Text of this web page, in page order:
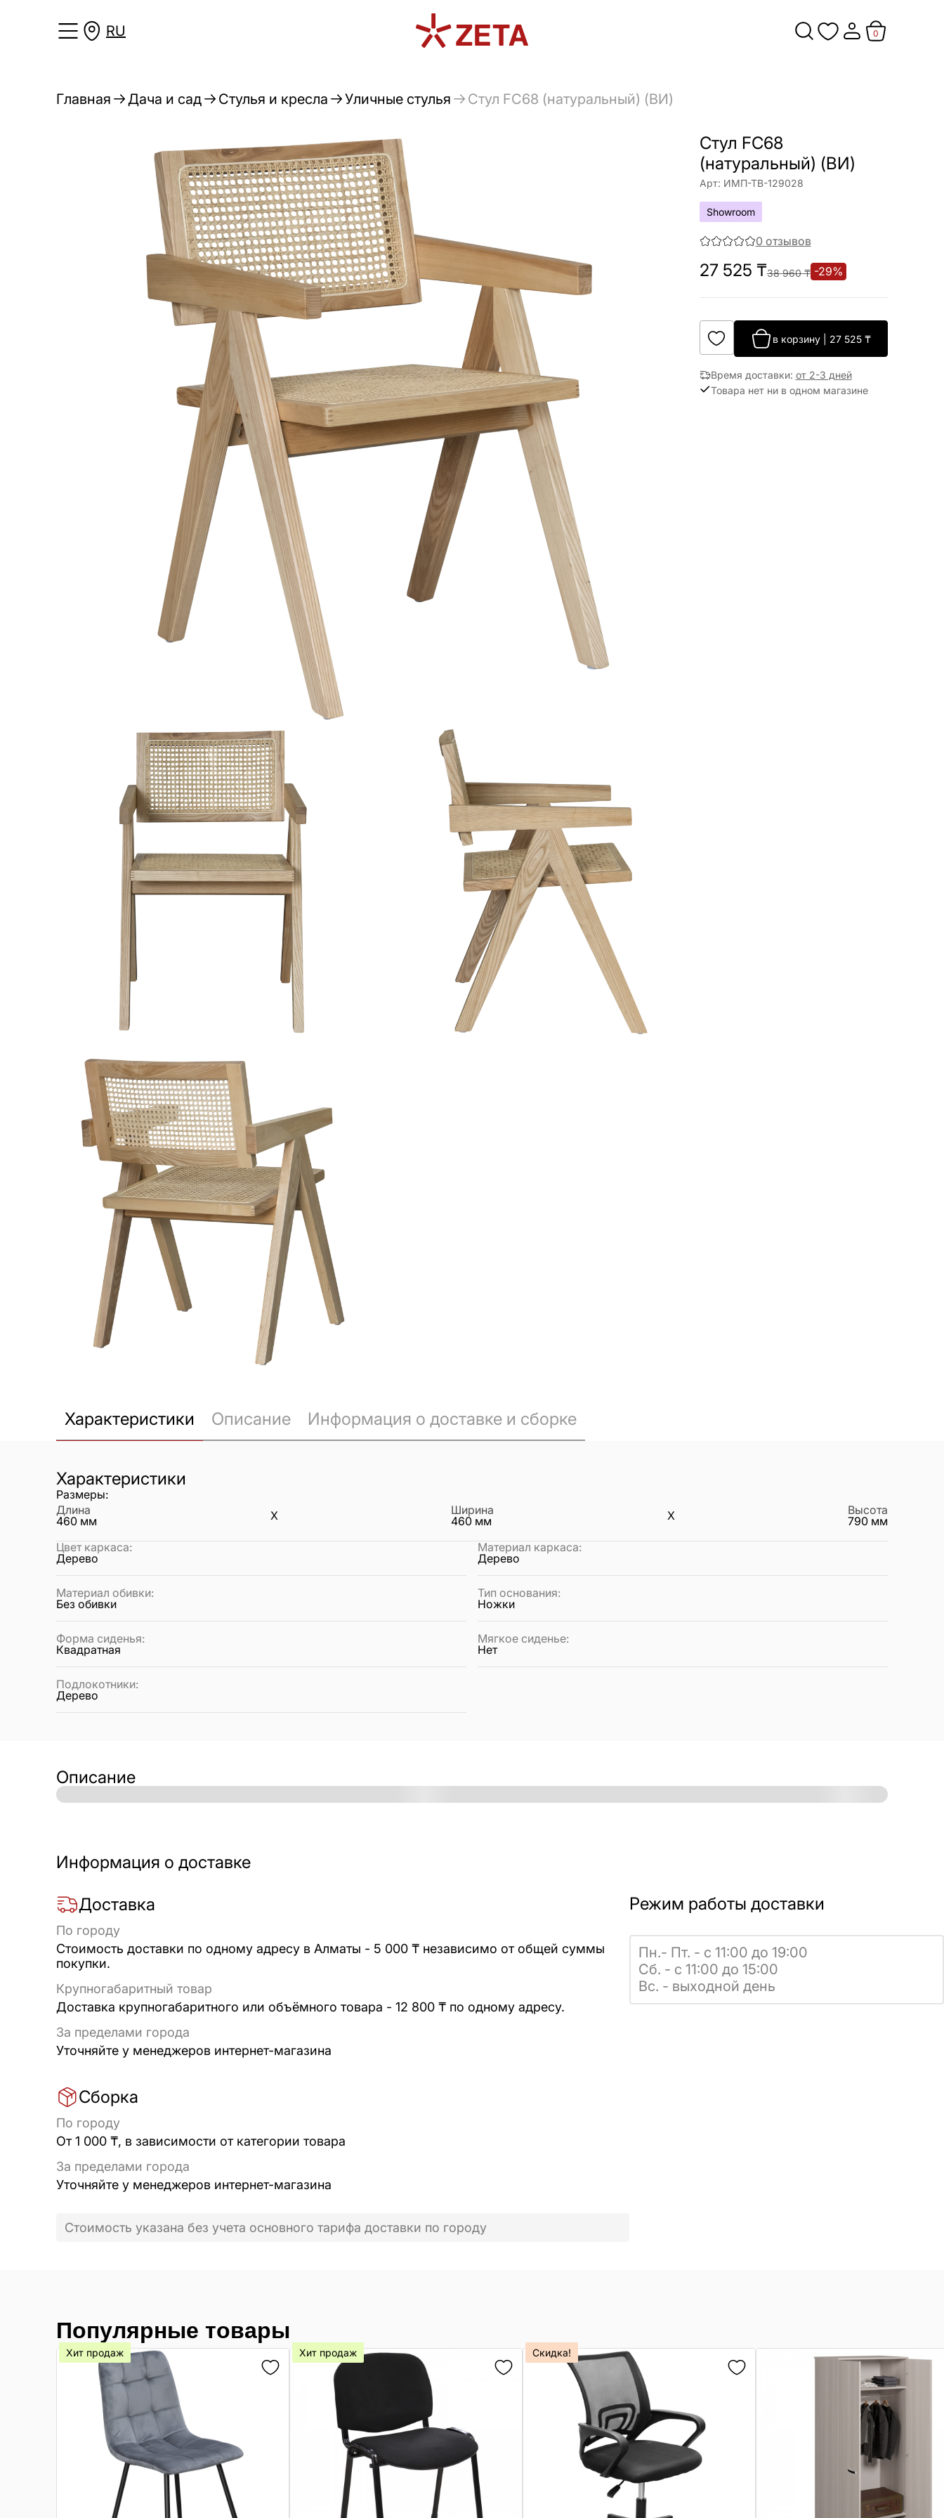
RU 0
Главная Дача и сад Стулья и кресла Уличные стулья Стул FC68 (натуральный) (ВИ)
Стул FC68
(натуральный) (ВИ)
Арт: ИМП-ТВ-129028
Showroom
0 отзывов
27 525 ₸38 960₸ -29%
в корзину 27 525 ₸
Время доставки: от 2-3 дней
Товара нет ни в одном магазине
Характеристики Описание Информация о доставке и сборке
Характеристики
Размеры:
Длина
460 мм X
Ширина
460 мм X
Высота
790 мм
Цвет каркаса:
Дерево
Материал каркаса:
Дерево
Материал обивки:
Без обивки
Тип основания:
Ножки
Форма сиденья:
Квадратная
Мягкое сиденье:
Нет
Подлокотники:
Дерево
Описание
Информация о доставке
Доставка
По городу
Стоимость доставки по одному адресу в Алматы - 5 000 ₸ независимо от общей суммы
покупки.
Крупногабаритный товар
Доставка крупногабаритного или объёмного товара - 12 800 ₸ по одному адресу.
За пределами города
Уточняйте у менеджеров интернет-магазина
Сборка
По городу
От 1 000 ₸, в зависимости от категории товара
За пределами города
Уточняйте у менеджеров интернет-магазина
Стоимость указана без учета основного тарифа доставки по городу
Режим работы доставки
Пн.- Пт. - с 11:00 до 19:00
Сб. - с 11:00 до 15:00
Вс. - выходной день
Популярные товары
Хит продаж Хит продаж Скидка!